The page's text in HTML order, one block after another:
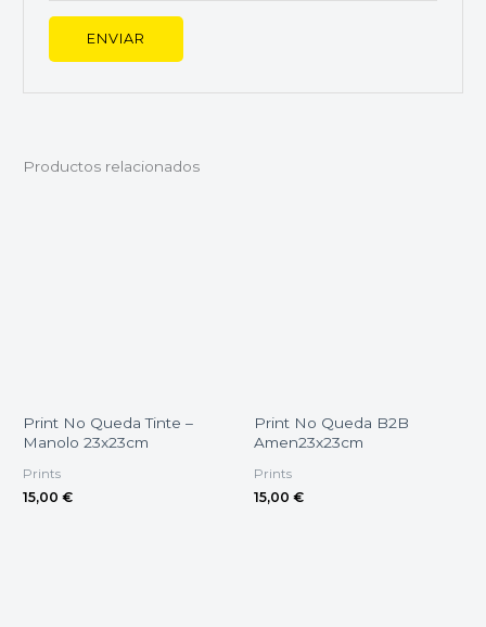
Productos relacionados
Print No Queda Tinte –
Manolo 23x23cm
Prints
15,00 €
Print No Queda B2B
Amen23x23cm
Prints
15,00 €